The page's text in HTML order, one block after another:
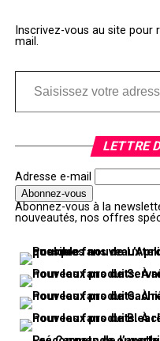
Inscrivez-vous au site pour
mail.
Saisissez votre adresse e-mail…
LETTRE
Adresse e-mail
Abonnez-vous à la
nouveautés, nos offres